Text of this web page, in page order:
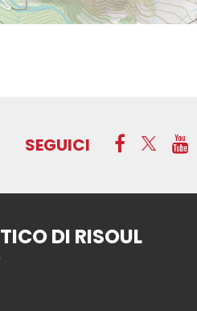
SEGUICI
DI RISOUL